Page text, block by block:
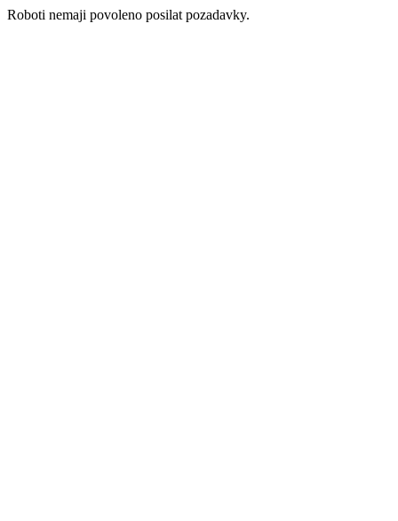
Roboti nemaji povoleno posilat pozadavky.